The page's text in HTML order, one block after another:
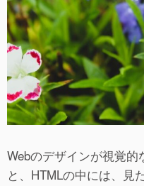
Webのデザインが視覚
と、HTMLの中には、見